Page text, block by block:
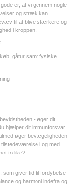
er, at vi gennem nogle
og stræk kan
til at blive stærkere og
i kroppen.
gåtur samt fysiske
- øger dit
hjælper dit immunforsvar.
øger bevægeligheden
tilstedeværelse i og med
to like?
giver tid til fordybelse
og harmoni indefra og